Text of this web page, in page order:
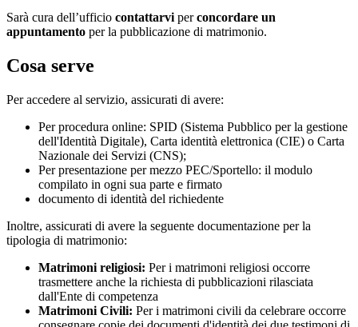
Sarà cura dell’ufficio contattarvi perconcordare un
appuntamento per la pubblicazione di matrimonio.
Cosa serve
Per accedere al servizio, assicurati di avere:
Per procedura online: SPID (Sistema Pubblico per la gestione
dell'Identità Digitale), Carta identità elettronica (CIE) o Carta
Nazionale dei Servizi (CNS);
Per presentazione per mezzo PEC/Sportello: il modulo
compilato in ogni sua parte e firmato
documento di identità del richiedente
Inoltre, assicurati di avere la seguente documentazione per la
tipologia di matrimonio:
Matrimoni religiosi: Per i matrimoni religiosi occorre
trasmettere anche la richiesta di pubblicazioni rilasciata
dall'Ente di competenza
Matrimoni Civili: Per i matrimoni civili da celebrare occorre